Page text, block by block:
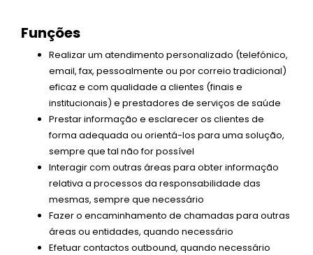
Funções
Realizar um atendimento personalizado (telefónico,
email, fax, pessoalmente ou por correio tradicional)
eficaz e com qualidade a clientes (finais e
institucionais) e prestadores de serviços de saúde
Prestar informação e esclarecer os clientes de
forma adequada ou orientá-los para uma solução,
sempre que tal não for possível
Interagir com outras áreas para obter informação
relativa a processos da responsabilidade das
mesmas, sempre que necessário
Fazer o encaminhamento de chamadas para outras
áreas ou entidades, quando necessário
Efetuar contactos outbound, quando necessário